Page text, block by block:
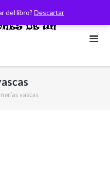
del libro? Descartar
vascas